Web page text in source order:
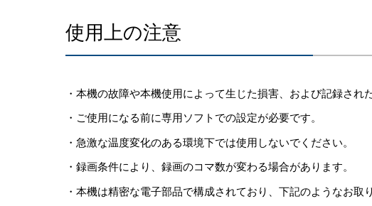
使用上の注意
・ 本機の故障や本機使用によって生じた損害、および記録され
・ ご使用になる前に専用ソフトでの設定が必要です。
・ 急激な温度変化のある環境下では使用しないでください。
・ 録画条件により、録画のコマ数が変わる場合があります。
・ 本機は精密な電子部品で構成されており、下記のようなお取